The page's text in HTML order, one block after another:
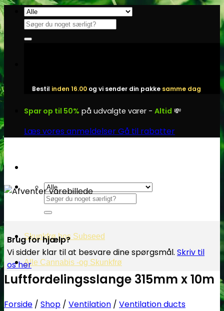
Fortsæt
indhold
Søg
efter:
Bestil inden 16.00 og vi sender din pakke samme dag
Spar op til 50% på udvalgte varer - Altid 💸
Læs vores anmeldelserGå til rabatter
Søg
efter:
Skunkfrø hos Subseed
Alle Cannabis -og Skunkfrø
Brug for hjælp?
Vi sidder klar til at besvare dine spørgsmål. Skriv til
os her
Luftfordelingsslange 315mm x 10m
Forside / Shop / Ventilation / Ventilation ducts